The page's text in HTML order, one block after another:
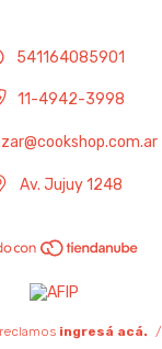
541164085901
11-4942-3998
Av. Jujuy 1248
ingresá acá. /